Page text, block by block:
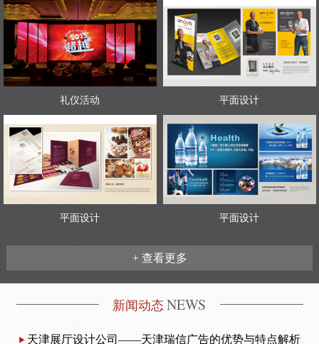
礼仪活动 平面设计
平面设计 平面设计
+ 查看更多
新闻动态 NEWS
天津展厅设计公司——天津瑞信广告的优势与特点解析